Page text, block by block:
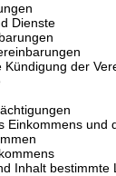
Dienste
der
Einkommens und
bestimmte